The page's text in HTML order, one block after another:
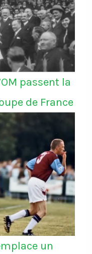
passent la
de France
un